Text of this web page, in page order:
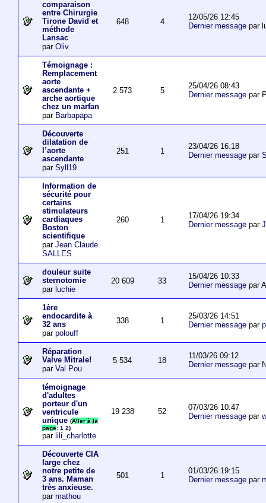
comparaison
entre Chirurgie
Tirone David et
méthode
Lansac
par Oliv
648 4
12/05/26 12:45
Dernier messagepar
Témoignage :
Remplacement
aorte
ascendante +
arche aortique
chez un marfan
par Barbapapa
2 573 5
25/04/26 08:43
Dernier messagepar
Découverte
dilatation de
l’aorte
ascendante
par Syll19
251 1
23/04/26 16:18
Dernier messagepar
Information de
sécurité pour
certains
stimulateurs
cardiaques
Boston
scientifique
par Jean Claude
SALLES
260 1
17/04/26 19:34
Dernier messagepar
douleur suite
sternotomie
par luchie
20 609 33
15/04/26 10:33
Dernier messagepar
1ère
endocardite à
32 ans
par polouff
338 1
25/03/26 14:51
Dernier messagepar
Réparation
Valve Mitrale!
par Val Pou
5 534 18
11/03/26 09:12
Dernier messagepar
témoignage
d'adultes
porteur d'un
ventricule
unique (Aller à la
page: 1 2)
par lili_charlotte
19 238 52
07/03/26 10:47
Dernier messagepar
Découverte CIA
large chez
notre petite de
3 ans. Maman
très anxieuse.
par mathou
501 1
01/03/26 19:15
Dernier messagepar